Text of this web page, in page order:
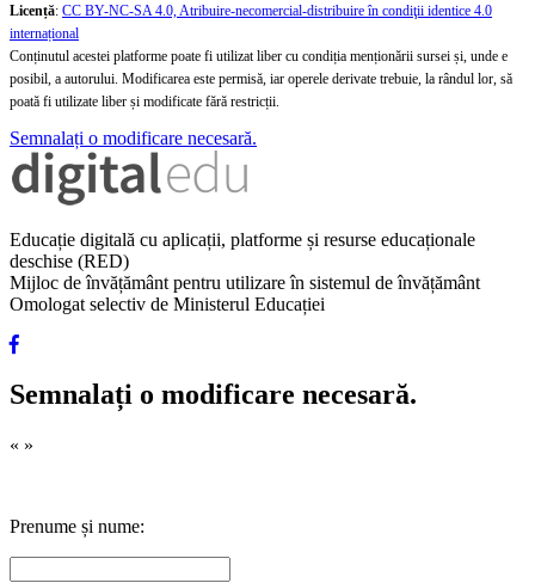
Licență: CC BY-NC-SA 4.0, Atribuire-necomercial-distribuire în condiţii identice 4.0
internațional
Conținutul acestei platforme poate fi utilizat liber cu condiția menționării sursei și, unde e
posibil, a autorului. Modificarea este permisă, iar operele derivate trebuie, la rândul lor, să
poată fi utilizate liber și modificate fără restricții.
Semnalați o modificare necesară.
Educație digitală cu aplicații, platforme și resurse educaționale
deschise (RED)
Mijloc de învățământ pentru utilizare în sistemul de învățământ
Omologat selectiv de Ministerul Educației
Semnalați o modificare necesară.
« »
Prenume și nume: